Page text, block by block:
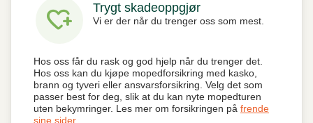
heart_plus Trygt skadeoppgjør
Vi er der når du trenger oss som mest.
Hos oss får du rask og god hjelp når du trenger det.
Hos oss kan du kjøpe mopedforsikring med kasko,
brann og tyveri eller ansvarsforsikring. Velg det som
passer best for deg, slik at du kan nyte mopedturen
uten bekymringer. Les mer om forsikringen på frende
sine sider